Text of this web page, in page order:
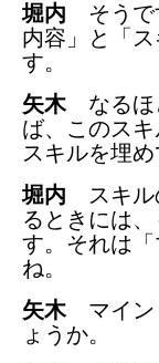
堀内 そうで
内容」と「
す。
矢木なるほ
ば、このス
スキルを埋
堀内 スキル
るときには
す。それは
ね。
矢木マイン
ょうか。